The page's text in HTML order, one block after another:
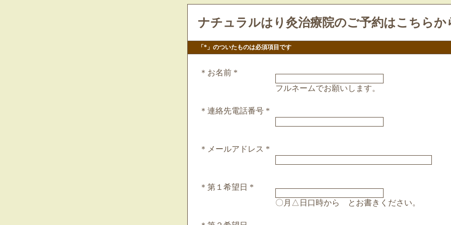
ナチュラルはり灸治療院のご予約はこちらか
「*」のついたものは必須項目です
＊お名前 *
フルネームでお願いします。
＊連絡先電話番号 *
＊メールアドレス *
＊第１希望日 *
〇月△日口時から とお書きください。